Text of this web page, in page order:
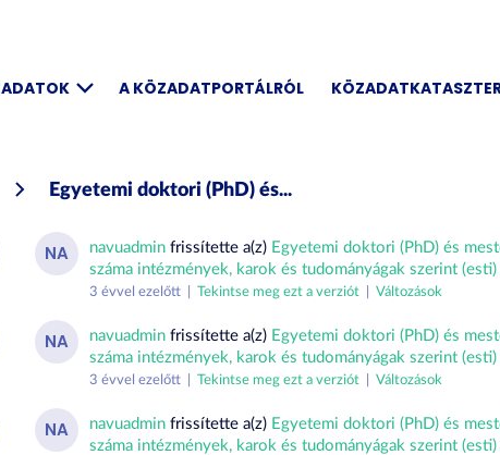
A KÖZADATPORTÁLRÓL
Egyetemi doktori (PhD) és...
NA navuadmin frissítette a(z) Egyetemi doktori (PhD) és
száma intézmények, karok és tudományágak szerint
3 évvel ezelőtt | Tekintse meg ezt a verziót Változások
NA navuadmin frissítette a(z) Egyetemi doktori (PhD) és
száma intézmények, karok és tudományágak szerint
3 évvel ezelőtt | Tekintse meg ezt a verziót Változások
NA navuadmin frissítette a(z) Egyetemi doktori (PhD) és
száma intézmények, karok és tudományágak szerint